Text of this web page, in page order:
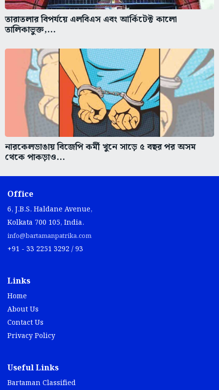
তারাতলার বিপর্যয়ে এলবিএস এবং আর্কিটেক্ট কালো
তালিকাভুক্ত,...
নারকেলডাঙায় বিজেপি কর্মী খুনে সাড়ে ৫ বছর পর অসম
থেকে পাকড়াও...
Office
6, J.B.S. Haldane Avenue,
Kolkata 700 105, India.
info@bartamanpatrika.com
+91 - 33 2251 3292 / 93
Links
Home
About Us
Contact Us
Privacy Policy
Useful Links
Bartaman Classified